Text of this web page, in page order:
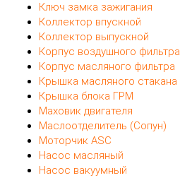
Ключ замка зажигания
Коллектор впускной
Коллектор выпускной
Корпус воздушного фильтра
Корпус масляного фильтра
Крышка масляного стакана
Крышка блока ГРМ
Маховик двигателя
Маслоотделитель (Сопун)
Моторчик ASC
Насос масляный
Насос вакуумный